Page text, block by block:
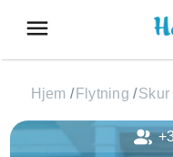
menu
Hjem / Flytning /Skur